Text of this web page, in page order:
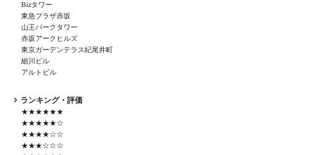
Bizタワー
東急プラザ赤坂
山王パークタワー
赤坂アークヒルズ
東京ガーデンテラス紀尾井町
細川ビル
アルトビル
ランキング・評価
★★★★★★
★★★★★☆
★★★★☆☆
★★★☆☆☆